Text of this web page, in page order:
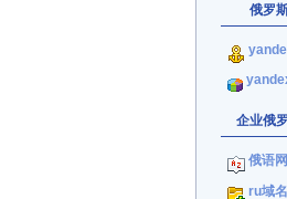
俄罗
企业俄
俄语
ru域